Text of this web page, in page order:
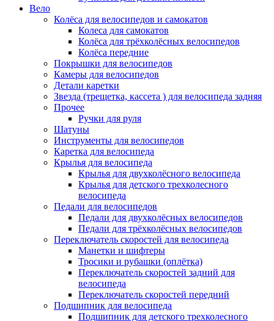
Вело
Колёса для велосипедов и самокатов
Колеса для самокатов
Колёса для трёхколёсных велосипедов
Колёса передние
Покрышки для велосипедов
Камеры для велосипедов
Детали каретки
Звезда (трещетка, кассета ) для велосипеда задняя
Прочее
Ручки для руля
Шатуны
Инструменты для велосипедов
Каретка для велосипеда
Крылья для велосипеда
Крылья для двухколёсного велосипеда
Крылья для детского трехколесного
велосипеда
Педали для велосипедов
Педали для двухколёсных велосипедов
Педали для трёхколёсных велосипедов
Переключатель скоростей для велосипеда
Манетки и шифтеры
Тросики и рубашки (оплётка)
Переключатель скоростей задний для
велосипеда
Переключатель скоростей передний
Подшипник для велосипеда
Подшипник для детского трехколесного